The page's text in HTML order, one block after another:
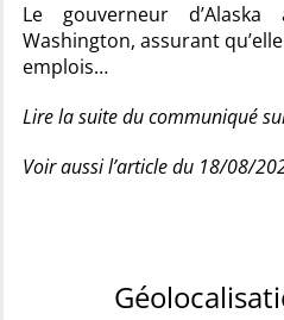
Le gouverneur
Washington, assurant
emplois…
Lire la suite du communiqué
Voir aussi l’article du 18/08/